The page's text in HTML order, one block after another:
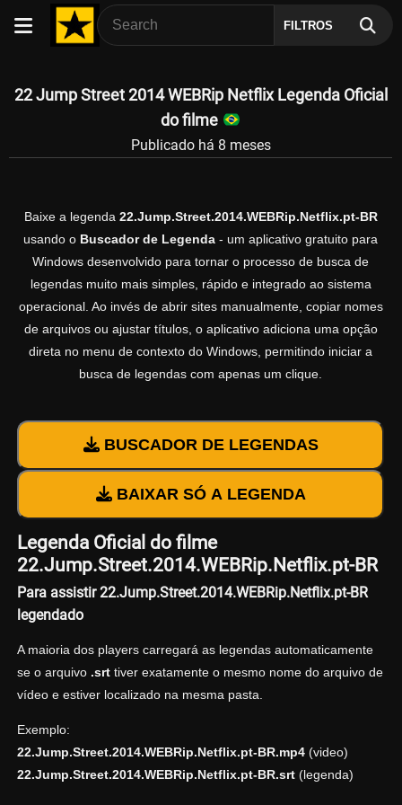
FILTROS
22 Jump Street 2014 WEBRip Netflix Legenda Oficial
do filme
Publicado há 8 meses
Baixe a legenda 22.Jump.Street.2014.WEBRip.Netflix.pt-BR
usando o Buscador de Legenda - um aplicativo gratuito para
Windows desenvolvido para tornar o processo de busca de
legendas muito mais simples, rápido e integrado ao sistema
operacional. Ao invés de abrir sites manualmente, copiar nomes
de arquivos ou ajustar títulos, o aplicativo adiciona uma opção
direta no menu de contexto do Windows, permitindo iniciar a
busca de legendas com apenas um clique.
BUSCADOR DE LEGENDAS
BAIXAR SÓ A LEGENDA
Legenda Oficial do filme
22.Jump.Street.2014.WEBRip.Netflix.pt-BR
Para assistir 22.Jump.Street.2014.WEBRip.Netflix.pt-BR
legendado
A maioria dos players carregará as legendas automaticamente
se o arquivo .srttiver exatamente o mesmo nome do arquivo de
vídeo e estiver localizado na mesma pasta.
Exemplo:
22.Jump.Street.2014.WEBRip.Netflix.pt-BR.mp4(video)
22.Jump.Street.2014.WEBRip.Netflix.pt-BR.srt(legenda)